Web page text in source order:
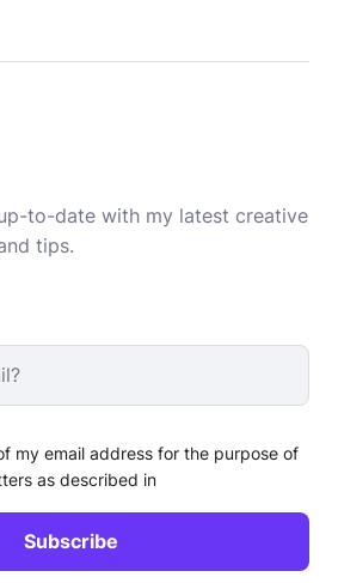
to-date with my latest creative
tips.
my email address for the purpose of
as described in